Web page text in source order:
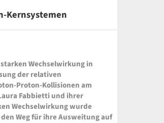
Kernsystemen
Wechselwirkung in
der relativen
Proton-Kollisionen am
Fabbietti und ihrer
Wechselwirkung wurde
Weg für ihre Ausweitung auf